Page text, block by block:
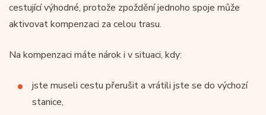
cestující výhodné, protože zpoždění jednoho spoje může
aktivovat kompenzaci za celou trasu.
Na kompenzaci máte nárok i v situaci, kdy:
jste museli cestu přerušit a vrátili jste se do výchozí
stanice,